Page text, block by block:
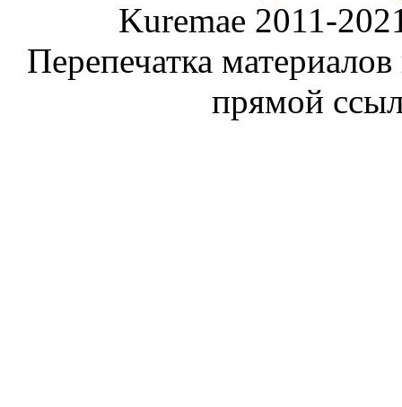
Kuremae 2011-
Перепечатка
прямой